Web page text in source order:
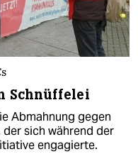
Schnüffelei
Abmahnung gegen
sich während der
engagierte.